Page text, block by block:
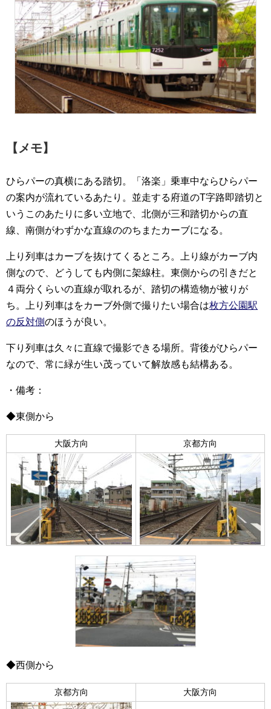
【メモ】
ひらパーの真横にある踏切。「洛楽」乗車中ならひらパー
の案内が流れているあたり。並走する府道のT字路即踏切と
いうこのあたりに多い立地で、北側が三和踏切からの直
線、南側がわずかな直線ののちまたカーブになる。
上り列車はカーブを抜けてくるところ。上り線がカーブ内
側なので、どうしても内側に架線柱。東側からの引きだと
４両分くらいの直線が取れるが、踏切の構造物が被りが
ち。上り列車はをカーブ外側で撮りたい場合は枚方公園駅
の反対側のほうが良い。
下り列車は久々に直線で撮影できる場所。背後がひらパー
なので、常に緑が生い茂っていて解放感も結構ある。
・備考：
◆東側から
大阪方向 京都方向
◆西側から
京都方向 大阪方向